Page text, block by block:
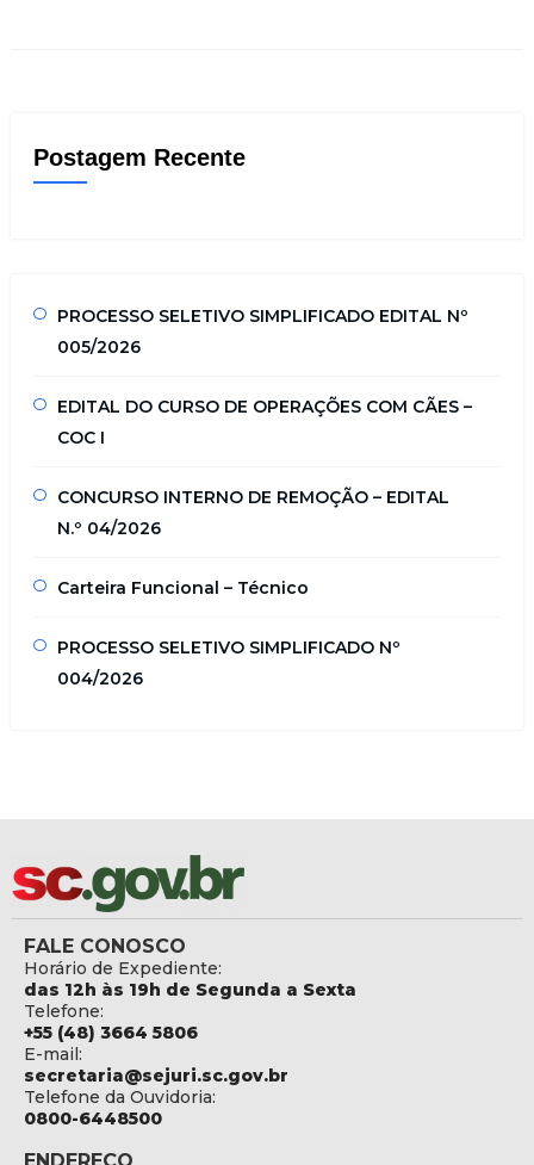
Postagem Recente
PROCESSO SELETIVO SIMPLIFICADO EDITAL Nº
005/2026
EDITAL DO CURSO DE OPERAÇÕES COM CÃES –
COC I
CONCURSO INTERNO DE REMOÇÃO – EDITAL
N.º 04/2026
Carteira Funcional – Técnico
PROCESSO SELETIVO SIMPLIFICADO Nº
004/2026
FALE CONOSCO
Horário de Expediente:
das 12h às 19h de Segunda a Sexta
Telefone:
+55 (48) 3664 5806
E-mail:
secretaria@sejuri.sc.gov.br
Telefone da Ouvidoria:
0800-6448500